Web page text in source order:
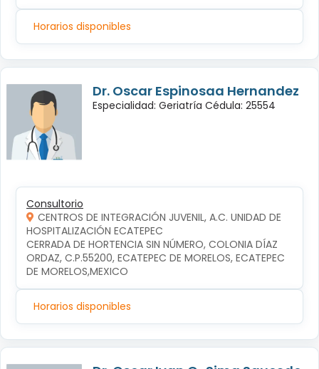
Horarios disponibles
Dr. Oscar Espinosaa Hernandez
Especialidad: Geriatría Cédula: 25554
Consultorio
CENTROS DE INTEGRACIÓN JUVENIL, A.C. UNIDAD DE
HOSPITALIZACIÓN ECATEPEC
CERRADA DE HORTENCIA SIN NÚMERO, COLONIA DÍAZ
ORDAZ, C.P.55200, ECATEPEC DE MORELOS, ECATEPEC
DE MORELOS,MEXICO
Horarios disponibles